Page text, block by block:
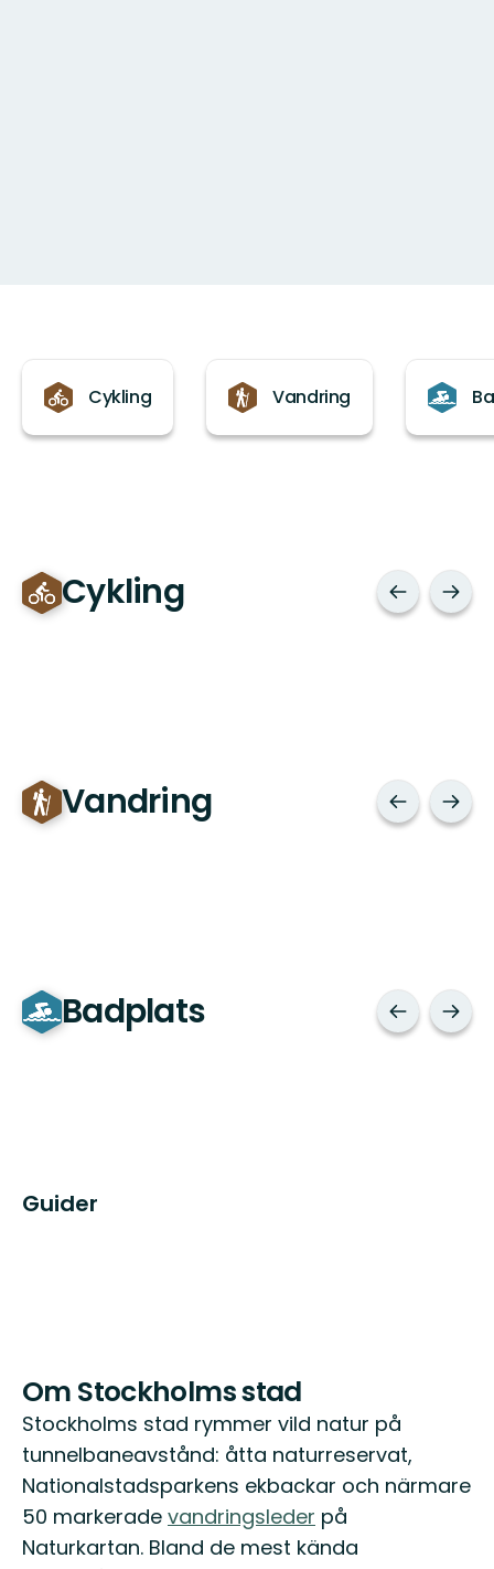
Cykling
Vandring
Cykling
Vandring
Badplats
Guider
Om Stockholms stad
Stockholms stad rymmer vild natur på
tunnelbaneavstånd: åtta naturreservat,
Nationalstadsparkens ekbackar och närmare
50 markerade vandringsleder på
Naturkartan. Bland de mest kända